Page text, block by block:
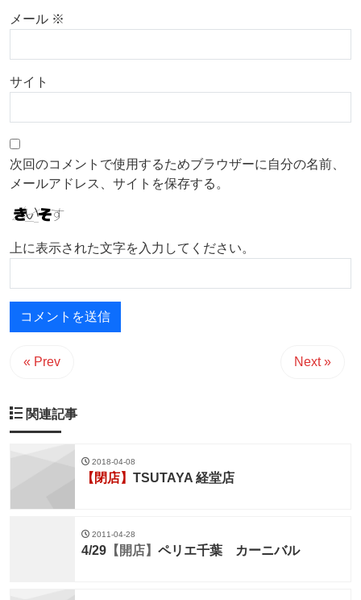
メール ※
サイト
次回のコメントで使用するためブラウザーに自分の名前、
メールアドレス、サイトを保存する。
上に表示された文字を入力してください。
« Prev Next »
関連記事
2018-04-08
【閉店】 TSUTAYA 経堂店
2011-04-28
4/29 【開店】 ペリエ千葉 カーニバル